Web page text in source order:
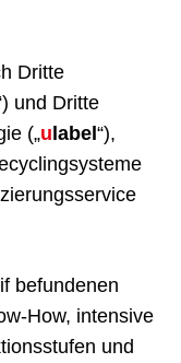
Dritte
und Dritte
(„u label “),
befundenen
How, intensive
und